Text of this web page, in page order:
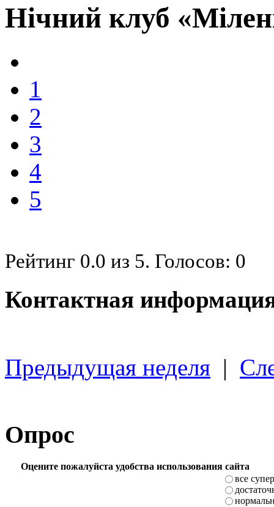
Нічний клуб
1
2
3
4
5
Рейтинг 0.0 из 5. Голосов: 0
Контактная
Предыдущая неделя |
Опрос
Оцените пожалуйста удобства использования сайта
все супер